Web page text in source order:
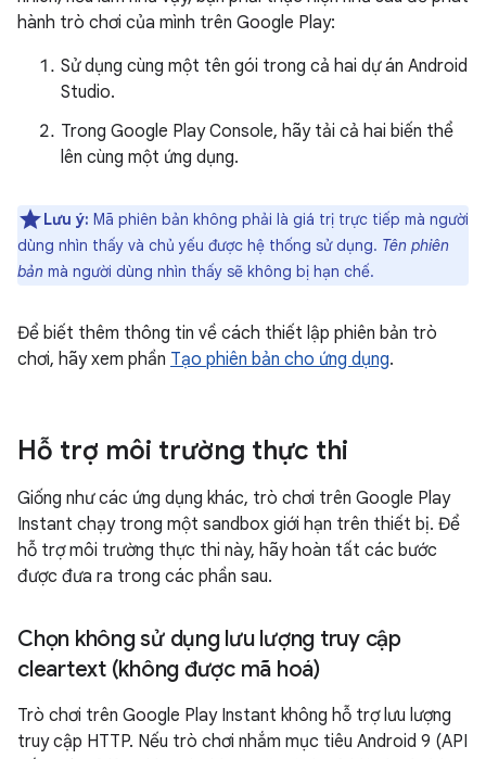
hành trò chơi của mình trên Google Play:
Sử dụng cùng một tên gói trong cả hai dự án Android
Studio.
Trong Google Play Console, hãy tải cả hai biến thể
lên cùng một ứng dụng.
Lưu ý: Mã phiên bản không phải là giá trị trực tiếp mà người
dùng nhìn thấy và chủ yếu được hệ thống sử dụng. Tên phiên
bản mà người dùng nhìn thấy sẽ không bị hạn chế.
Để biết thêm thông tin về cách thiết lập phiên bản trò
chơi, hãy xem phần Tạo phiên bản cho ứng dụng.
Hỗ trợ môi trường thực thi
Giống như các ứng dụng khác, trò chơi trên Google Play
Instant chạy trong một sandbox giới hạn trên thiết bị. Để
hỗ trợ môi trường thực thi này, hãy hoàn tất các bước
được đưa ra trong các phần sau.
Chọn không sử dụng lưu lượng truy cập
cleartext (không được mã hoá)
Trò chơi trên Google Play Instant không hỗ trợ lưu lượng
truy cập HTTP. Nếu trò chơi nhắm mục tiêu Android 9 (API